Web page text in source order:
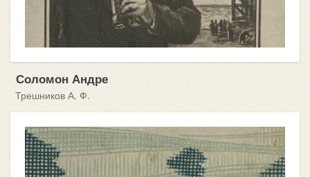
Соломон Андре
Трешников А. Ф.